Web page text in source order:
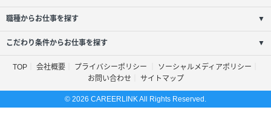
職種からお仕事を探す ▼
こだわり条件からお仕事を探す ▼
TOP 会社概要 プライバシーポリシー
ソーシャルメディアポリシー
お問い合わせ
サイトマップ
© 2026 CAREERLINK All Rights Reserved.